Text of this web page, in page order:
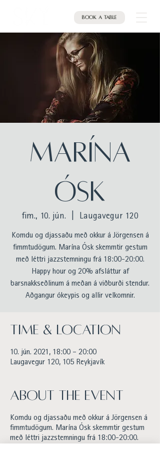
Book a table
MARÍNA
ÓSK
fim., 10. jún. Laugavegur 120
Komdu og djassaðu með okkur á Jörgensen á
fimmtudögum. Marína Ósk skemmtir gestum
með léttri jazzstemningu frá 18:00-20:00.
Happy hour og 20% afsláttur af
barsnakkseðlinum á meðan á viðburði stendur.
Aðgangur ókeypis og allir velkomnir.
Time & Location
10. jún. 2021, 18:00 – 20:00
Laugavegur 120, 105 Reykjavík
About the event
Komdu og djassaðu með okkur á Jörgensen á
fimmtudögum. Marína Ósk skemmtir gestum
með léttri jazzstemningu frá 18:00-20:00.